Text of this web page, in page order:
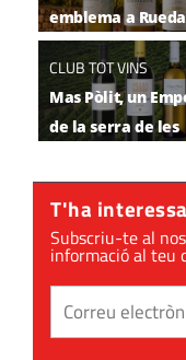
emblema a Rueda
CLUB TOT VINS
Mas Pòlit, un
de la serra de les
T'ha
Subscriu-te al
informació al teu